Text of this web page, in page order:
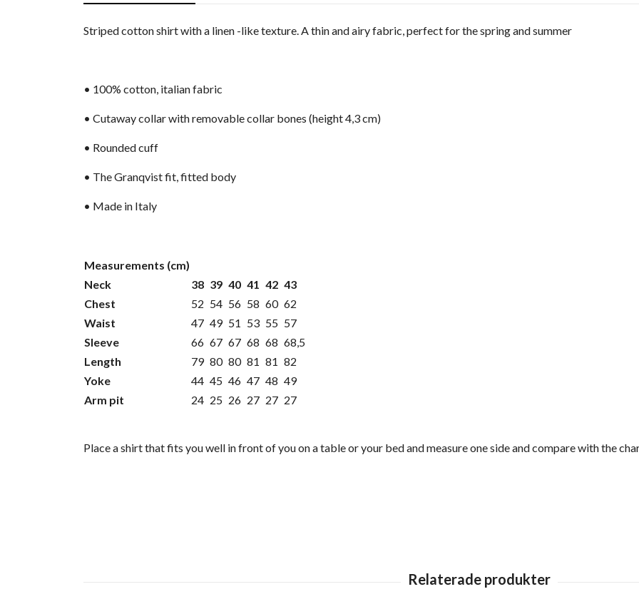
Striped cotton shirt with a linen -like texture. A thin and airy fabric, perfect for the spring and summer
• 100% cotton, italian fabric
• Cutaway collar with removable collar bones (height 4,3 cm)
• Rounded cuff
• The Granqvist fit, fitted body
• Made in Italy
Measurements (cm)
Neck
38 39 40 41 42 43
Chest
52 54 56 58 60 62
Waist
47 49 51 53 55 57
Sleeve
66 67 67 68 68 68,5
Length
79 80 80 81 81 82
Yoke
44 45 46 47 48 49
Arm pit
24 25 26 27 27 27
Place a shirt that fits you well in front of you on a table or your bed and measure one side and compare with the